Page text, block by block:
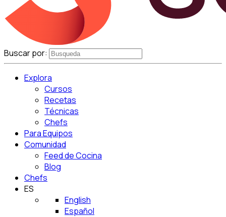
Buscar por:
Explora
Cursos
Recetas
Técnicas
Chefs
Para Equipos
Comunidad
Feed de Cocina
Blog
Chefs
ES
English
Español